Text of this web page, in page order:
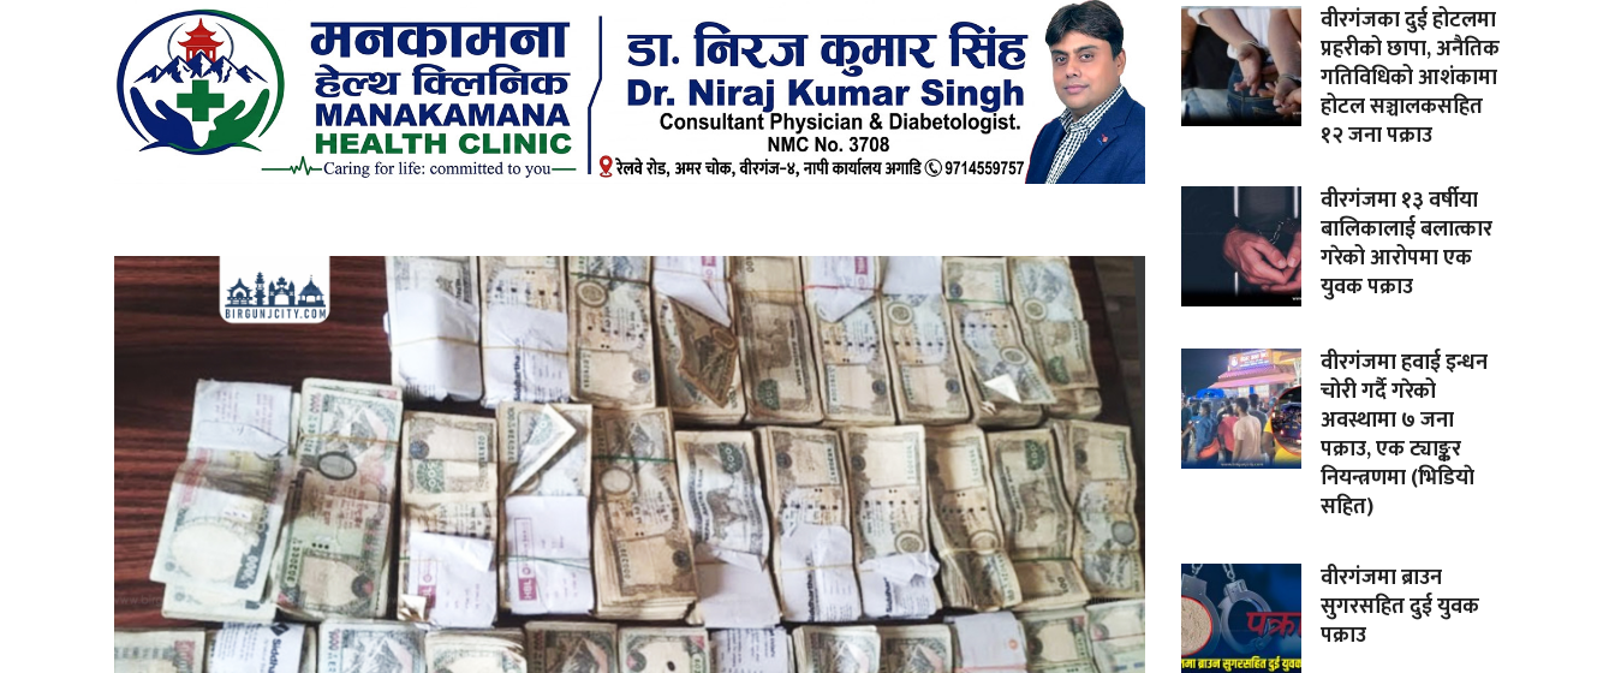
वीरगंजका दुई होटलमा
प्रहरीको छापा, अनैतिक
गतिविधिको आशंकामा
होटल सञ्चालकसहित
१२ जना पक्राउ
वीरगंजमा १३ वर्षीया
बालिकालाई बलात्कार
गरेको आरोपमा एक
युवक पक्राउ
वीरगंजमा हवाई इन्धन
चोरी गर्दै गरेको
अवस्थामा ७ जना
पक्राउ, एक ट्याङ्कर
नियन्त्रणमा (भिडियाे
सहित)
वीरगंजमा ब्राउन
सुगरसहित दुई युवक
पक्राउ